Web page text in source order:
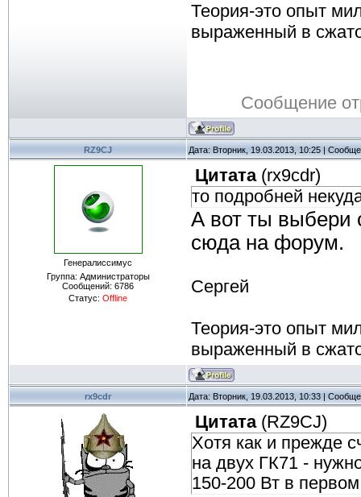
Теория-это опыт
выраженный в
Сообщение
RZ9CJ Дата: Вторник, 19.03.2013, 10:25 |
Генералиссимус
Группа: Администраторы
Сообщений: 6786
Статус: Offline
Цитата(rx9cdr)
то подробней
А вот ты выбери
сюда на форум.
Сергей
Теория-это опыт
выраженный в
rx9cdr Дата: Вторник, 19.03.2013, 10:33 |
Цитата(RZ9CJ)
Хотя как и прежде
на двух ГК71 -
150-200 Вт в